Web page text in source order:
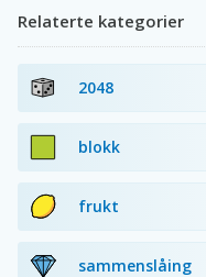
Relaterte kategorier
2048
blokk
frukt
sammenslåing